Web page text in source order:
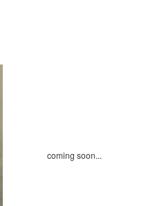
coming soon...